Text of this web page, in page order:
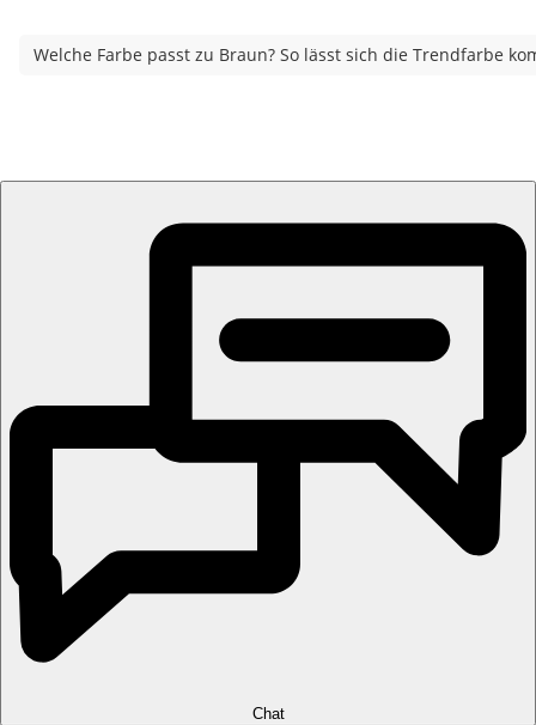
Welche Farbe passt zu Braun? So lässt sich die Trendfarbe
Chat